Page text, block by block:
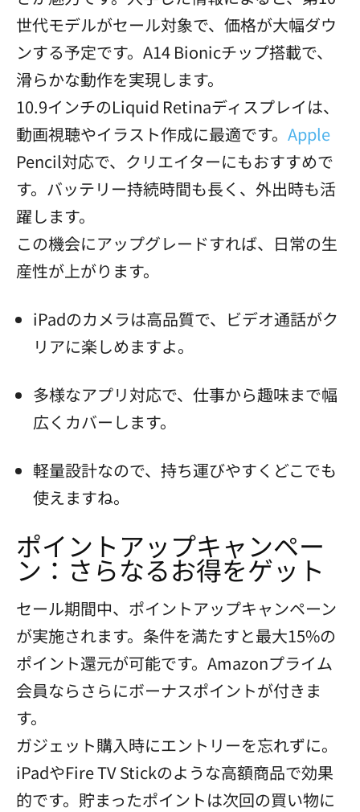
世代モデルがセール対象で、価格が大幅ダウ
ンする予定です。A14 Bionicチップ搭載で、
滑らかな動作を実現します。
10.9インチのLiquid Retinaディスプレイは、
動画視聴やイラスト作成に最適です。 Apple
Pencil対応で、クリエイターにもおすすめで
す。バッテリー持続時間も長く、外出時も活
躍します。
この機会にアップグレードすれば、日常の生
産性が上がります。
iPadのカメラは高品質で、ビデオ通話がク
リアに楽しめますよ。
多様なアプリ対応で、仕事から趣味まで幅
広くカバーします。
軽量設計なので、持ち運びやすくどこでも
使えますね。
ポイントアップキャンペー
ン：さらなるお得をゲット
セール期間中、ポイントアップキャンペーン
が実施されます。条件を満たすと最大15%の
ポイント還元が可能です。Amazonプライム
会員ならさらにボーナスポイントが付きま
す。
ガジェット購入時にエントリーを忘れずに。
iPadやFire TV Stickのような高額商品で効果
的です。貯まったポイントは次回の買い物に